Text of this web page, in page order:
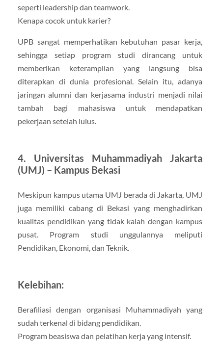
seperti leadership dan teamwork.
Kenapa cocok untuk karier?
UPB sangat memperhatikan kebutuhan pasar kerja,
sehingga setiap program studi dirancang untuk
memberikan keterampilan yang langsung bisa
diterapkan di dunia profesional. Selain itu, adanya
jaringan alumni dan kerjasama industri menjadi nilai
tambah bagi mahasiswa untuk mendapatkan
pekerjaan setelah lulus.
4. Universitas Muhammadiyah Jakarta
(UMJ) – Kampus Bekasi
Meskipun kampus utama UMJ berada di Jakarta, UMJ
juga memiliki cabang di Bekasi yang menghadirkan
kualitas pendidikan yang tidak kalah dengan kampus
pusat. Program studi unggulannya meliputi
Pendidikan, Ekonomi, dan Teknik.
Kelebihan:
Berafiliasi dengan organisasi Muhammadiyah yang
sudah terkenal di bidang pendidikan.
Program beasiswa dan pelatihan kerja yang intensif.